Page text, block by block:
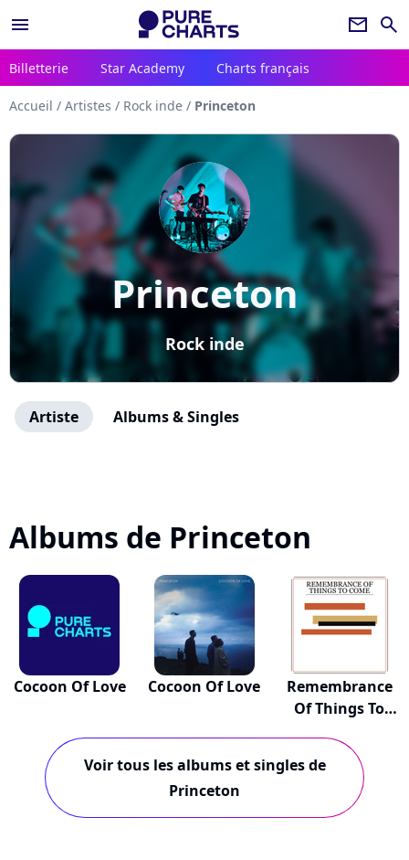
menu newsletter search
Billetterie Star Academy Charts français
Accueil / Artistes / Rock inde / Princeton
Princeton
Rock inde
Artiste Albums & Singles
Albums de Princeton
Cocoon Of Love Cocoon Of Love
Remembrance
Of Things To
Voir tous les albums et singles de
Princeton